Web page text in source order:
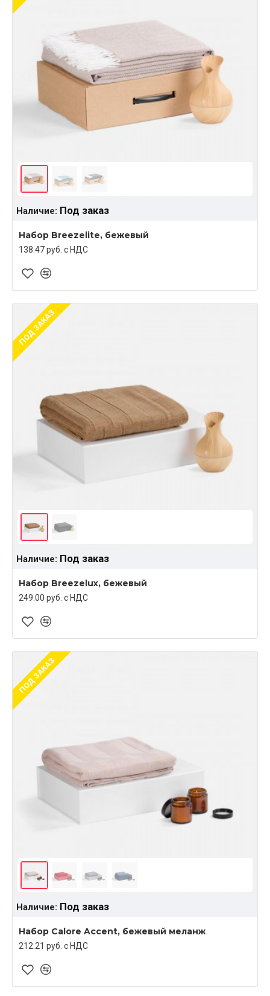
Наличие: Под заказ
Набор Breezelite, бежевый
138.47 руб. c НДС
ПОД ЗАКАЗ
Наличие: Под заказ
Набор Breezelux, бежевый
249.00 руб. c НДС
ПОД ЗАКАЗ
Наличие: Под заказ
Набор Calore Accent, бежевый меланж
212.21 руб. c НДС